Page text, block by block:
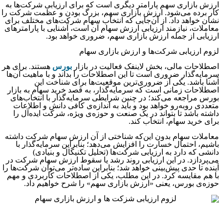
ارزش بازاری سهم پارامتر دیگری است که برای ارزیابی شرکت‌ها به
کار برده می‌شود. ارزش بازاری سهم، بزرگ‌ بودن و عظمت شرکت را
نشان خواهد داد. از آن‌جایی که انتخاب سهام شرکت‌های مختلف برای
معاملات، نیازمند ارزیابی ارزش سهام آن است، آشنایی با پارامترهای
ارزیابی از جمله ارزش بازاری سهم، ضروری خواهد بود.
لزوم ارزیابی شرکت‌ها و ارزش بازاری سهام
اصطلاحات مالی، بخش لاینفک فعالیت در بازار بورس هستند. برای هر
سرمایه‌گذار ضروری است تا این اصطلاحات را بداند و با ماهیت آن‌ها
آشنا باشد. یکی از ضروری‌ترین موقعیت‌ها برای شناخت این
اصطلاحات زمانی است که سرمایه‌گذار، به قصد خرید سهام به بازار
بورس مراجعه می‌کند؛ در چنین شرایطی سرمایه‌گذار با انتخاب‌های
متعددی روبه‌رو خواهد بود و باید به اندازه‌ی کافی دانش و اطلاعات
داشته باشد تا بتواند در یک صنعت و حوزه‌ی ویژه، شرکت ایده‌آل را
برای خرید سهام، انتخاب کند.
معاملات سهام بدون این‌که شناختی از آن ارزش سهام شرکت داشته
باشیم، احتمال خسارت را افزایش می‌دهد؛ بنابراین سرمایه‌گذار با
دانشی که دارد به ارزیابی شرکت‌ها (تحلیل تکنیکال و بنیادی)
می‌پردازد. در این ارزیابی روند رشد یا سقوط ارزش سهام شرکت در
آینده تا حدی پیش‌بینی خواهد شد؛ بنابراین ساده‌تر می‌توان شرکت‌ها را
با هم مقایسه کرد. در این مطلب، یکی از اصطلاحات کاربردی و مهم
حوزه‌ی بورس، یعنی «ارزش بازاری سهم» را شرح خواهیم داد.